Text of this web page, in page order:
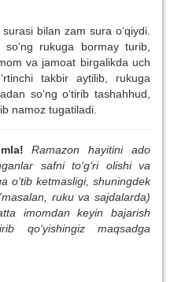
bilan zam sura o‘qiydi.
rukuga bormay turib,
va jamoat birgalikda uch
takbir aytilib, rukuga
so‘ng o‘tirib tashahhud,
namoz tugatiladi.
Ramazon hayitini ado
safni to‘g‘ri olishi va
o‘tib ketmasligi, shuningdek
ruku va sajdalarda)
imomdan keyin bajarish
qo‘yishingiz maqsadga